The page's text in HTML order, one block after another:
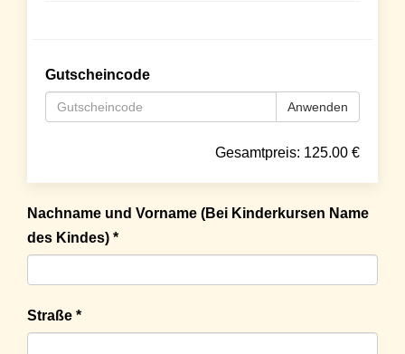
Gutscheincode
Anwenden
Gesamtpreis: 125.00 €
Nachname und Vorname (Bei Kinderkursen Name
des Kindes) *
Straße *